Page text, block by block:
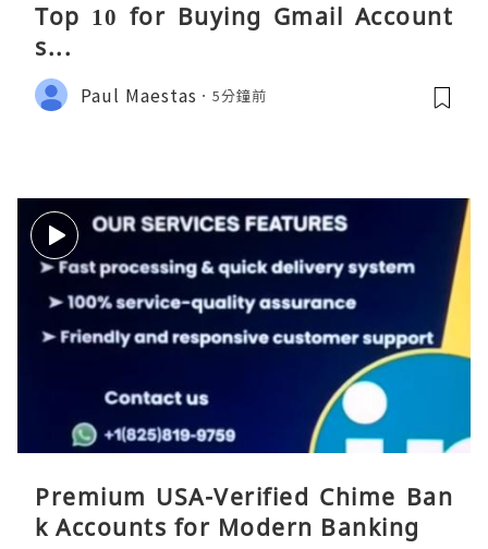
Top 10 for Buying Gmail Account
s...
Paul Maestas 5分鐘前
Premium USA-Verified Chime Ban
k Accounts for Modern Banking